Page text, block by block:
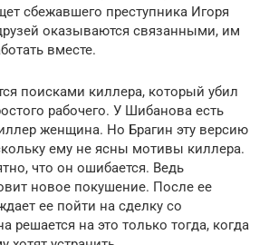
сбежавшего преступника Игоря
оказываются связанными, им
вместе.
поисками киллера, который убил
рабочего. У Шибанова есть
женщина. Но Брагин эту версию
ему не ясны мотивы киллера.
что он ошибается. Ведь
новое покушение. После ее
ее пойти на сделку со
решается на это только тогда, когда